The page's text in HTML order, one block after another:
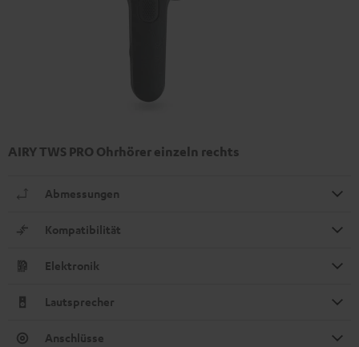
AIRY TWS PRO Ohrhörer einzeln rechts
Abmessungen
Kompatibilität
Elektronik
Lautsprecher
Anschlüsse